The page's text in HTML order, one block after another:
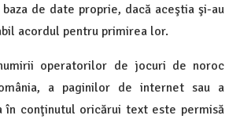
de date proprie, dacă aceştia şi-au
acordul pentru primirea lor.
operatorilor de jocuri de noroc
a paginilor de internet sau a
în conţinutul oricărui text este permisă